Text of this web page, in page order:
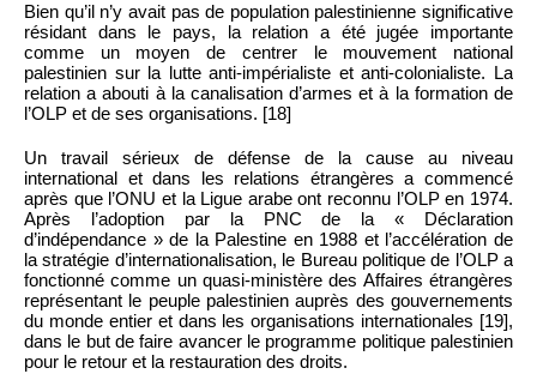
Bien qu’il n’y avait pas de population palestinienne significative
résidant dans le pays, la relation a été jugée importante
comme un moyen de centrer le mouvement national
palestinien sur la lutte anti-impérialiste et anti-colonialiste. La
relation a abouti à la canalisation d’armes et à la formation de
l’OLP et de ses organisations. [18]
Un travail sérieux de défense de la cause au niveau
international et dans les relations étrangères a commencé
après que l’ONU et la Ligue arabe ont reconnu l’OLP en 1974.
Après l’adoption par la PNC de la « Déclaration
d’indépendance » de la Palestine en 1988 et l’accélération de
la stratégie d’internationalisation, le Bureau politique de l’OLP a
fonctionné comme un quasi-ministère des Affaires étrangères
représentant le peuple palestinien auprès des gouvernements
du monde entier et dans les organisations internationales [19],
dans le but de faire avancer le programme politique palestinien
pour le retour et la restauration des droits.